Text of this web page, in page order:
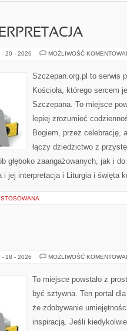
- 20 - 2026 MOŻLIWOŚĆ
Szczepan.org.pl to serwis
Kościoła, którego sercem
Szczepana. To miejsce
lepiej zrozumieć
Bogiem, przez celebrację,
łączy dziedzictwo z
głęboko zaangażowanych, jak i
i jej interpretacja i Liturgia i święta
- 18 - 2026 MOŻLIWOŚĆ
To miejsce powstało z
być sztywna. Ten portal
że zdobywanie
inspiracją. Jeśli